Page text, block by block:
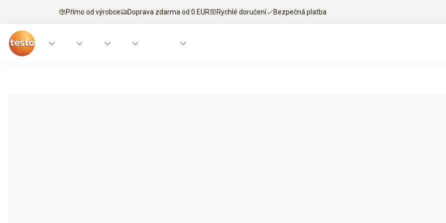
Přímo od výrobce Doprava zdarma od 0 EUR Rychlé doručení Bezpečná platba